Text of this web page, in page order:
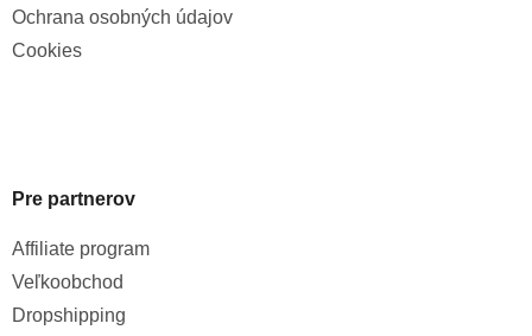
Ochrana osobných údajov
Cookies
Pre partnerov
Affiliate program
Veľkoobchod
Dropshipping